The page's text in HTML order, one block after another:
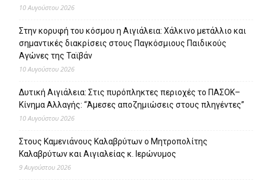
10 Αυγούστου 2026
Στην κορυφή του κόσμου η Αιγιάλεια: Χάλκινο μετάλλιο και
σημαντικές διακρίσεις στους Παγκόσμιους Παιδικούς
Αγώνες της Ταϊβάν
10 Αυγούστου 2026
Δυτική Αιγιάλεια: Στις πυρόπληκτες περιοχές το ΠΑΣΟΚ–
Κίνημα Αλλαγής: “Άμεσες αποζημιώσεις στους πληγέντες”
10 Αυγούστου 2026
Στους Καμενιάνους Καλαβρύτων ο Μητροπολίτης
Καλαβρύτων και Αιγιαλείας κ. Ιερώνυμος
9 Αυγούστου 2026